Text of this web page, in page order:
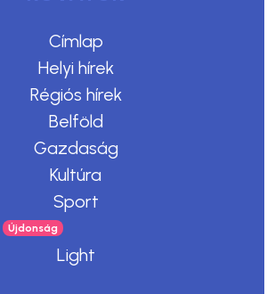
Címlap
Helyi hírek
Régiós hírek
Belföld
Gazdaság
Kultúra
Sport
Light